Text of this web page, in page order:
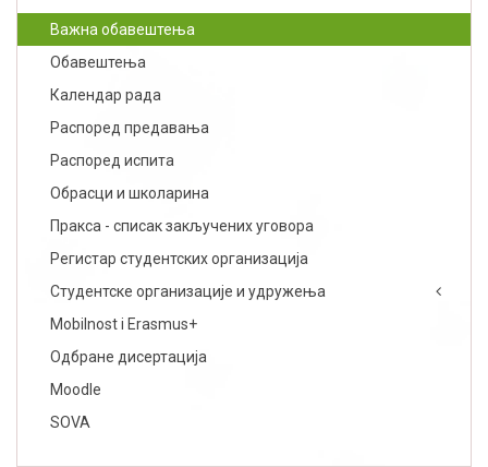
Важна обавештења
Обавештења
Календар рада
Распоред предавања
Распоред испита
Обрасци и школарина
Пракса - списак закључених уговора
Регистар студентских организација
Студентске организације и удружења
Mobilnost i Erasmus+
Одбране дисертација
Moodle
SOVA